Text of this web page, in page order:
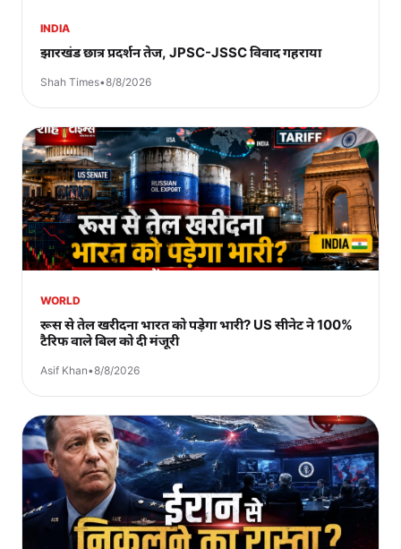
INDIA
झारखंड छात्र प्रदर्शन तेज, JPSC-JSSC विवाद गहराया
Shah Times•8/8/2026
WORLD
रूस से तेल खरीदना भारत को पड़ेगा भारी? US सीनेट ने 100%
टैरिफ वाले बिल को दी मंजूरी
Asif Khan•8/8/2026